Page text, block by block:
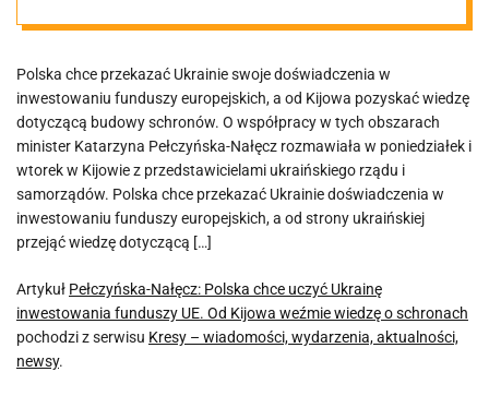
inwestowania
funduszy UE.
Od Kijowa
weźmie wiedzę
o schronach
Polska chce przekazać Ukrainie swoje doświadczenia w
inwestowaniu funduszy europejskich, a od Kijowa pozyskać wiedzę
dotyczącą budowy schronów. O współpracy w tych obszarach
minister Katarzyna Pełczyńska-Nałęcz rozmawiała w poniedziałek i
wtorek w Kijowie z przedstawicielami ukraińskiego rządu i
samorządów. Polska chce przekazać Ukrainie doświadczenia w
inwestowaniu funduszy europejskich, a od strony ukraińskiej
przejąć wiedzę dotyczącą […]
Artykuł Pełczyńska-Nałęcz: Polska chce uczyć Ukrainę
inwestowania funduszy UE. Od Kijowa weźmie wiedzę o schronach
pochodzi z serwisu Kresy – wiadomości, wydarzenia, aktualności,
newsy.